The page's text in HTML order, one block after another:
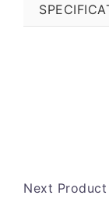
Next Product